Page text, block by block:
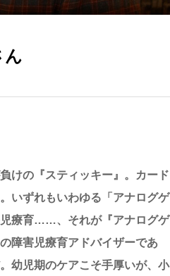
ん
けの『スティッキー』。カード
いずれもいわゆる「アナログゲ
児療育……、それが『アナログゲ
障害児療育アドバイザーであ
幼児期のケアこそ手厚いが、小